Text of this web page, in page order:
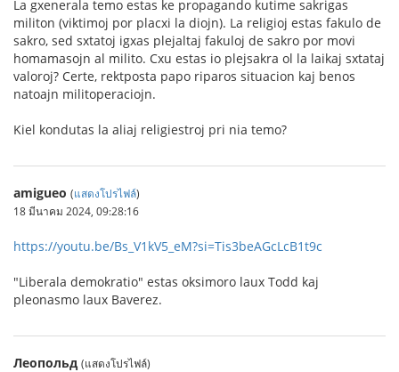
La gxenerala temo estas ke propagando kutime sakrigas
militon (viktimoj por placxi la diojn). La religioj estas fakulo de
sakro, sed sxtatoj igxas plejaltaj fakuloj de sakro por movi
homamasojn al milito. Cxu estas io plejsakra ol la laikaj sxtataj
valoroj? Certe, rektposta papo riparos situacion kaj benos
natoajn militoperaciojn.
Kiel kondutas la aliaj religiestroj pri nia temo?
amigueo (แสดงโปรไฟล์)
18 มีนาคม 2024, 09:28:16
https://youtu.be/Bs_V1kV5_eM?si=Tis3beAGcLcB1t9c
"Liberala demokratio" estas oksimoro laux Todd kaj
pleonasmo laux Baverez.
Леопольд (แสดงโปรไฟล์)